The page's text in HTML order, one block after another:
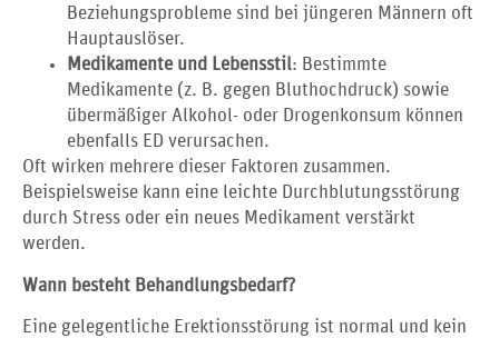
Beziehungsprobleme sind bei jüngeren Männern oft
Hauptauslöser.
Medikamente und Lebensstil: Bestimmte
Medikamente (z. B. gegen Bluthochdruck) sowie
übermäßiger Alkohol- oder Drogenkonsum können
ebenfalls ED verursachen.
Oft wirken mehrere dieser Faktoren zusammen.
Beispielsweise kann eine leichte Durchblutungsstörung
durch Stress oder ein neues Medikament verstärkt
werden.
Wann besteht Behandlungsbedarf?
Eine gelegentliche Erektionsstörung ist normal und kein